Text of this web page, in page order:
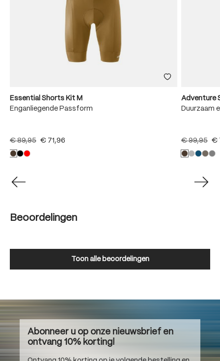
Essential Shorts Kit M
Enganliegende Passform
€ 89,95 € 71,96
Adventure
Duurzaam
€ 99,95 €
Beoordelingen
Toon alle beoordelingen
Abonneer u op onze nieuwsbrief en
ontvang 10% korting!